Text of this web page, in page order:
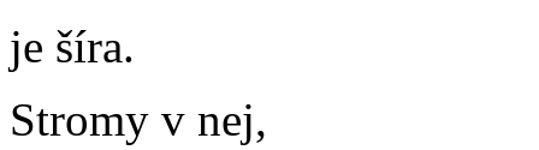
je šíra.
Stromy v nej,